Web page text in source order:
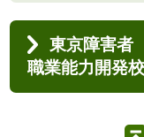
東京障害者
職業能力開発校